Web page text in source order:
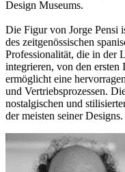
Design Museums.
Die Figur von Jorge Pensi
des zeitgenössischen
Professionalität, die in der
integrieren, von den ersten
ermöglicht eine
und Vertriebsprozessen.
nostalgischen und
der meisten seiner Designs.